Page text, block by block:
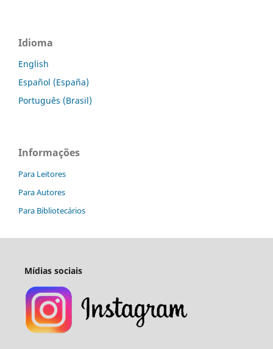
Idioma
English
Español (España)
Português (Brasil)
Informações
Para Leitores
Para Autores
Para Bibliotecários
Mídias sociais